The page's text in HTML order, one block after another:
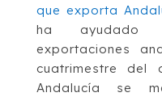
que exporta
ha ayudado
exportaciones
cuatrimestre del
Andalucía se